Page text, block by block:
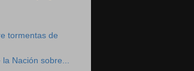
tormentas de
la Nación sobre...